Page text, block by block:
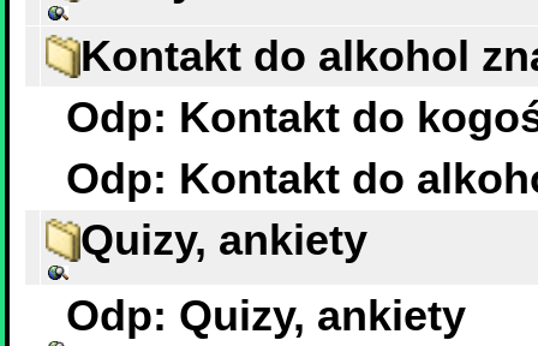
Kontakt do alkohol
Odp: Kontakt do
Odp: Kontakt do
Quizy, ankiety
Odp: Quizy, ankiety